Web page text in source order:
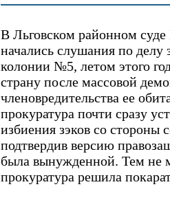
В Льговском районном суде
начались слушания по
колонии №5, летом этого
страну после массовой
членовредительства ее
прокуратура почти сразу
избиения зэков со стороны
подтвердив версию
была вынужденной. Тем не
прокуратура решила